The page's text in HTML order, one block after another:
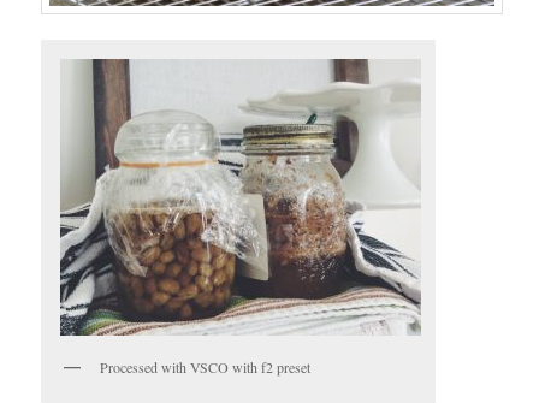
Processed with VSCO with f2 preset